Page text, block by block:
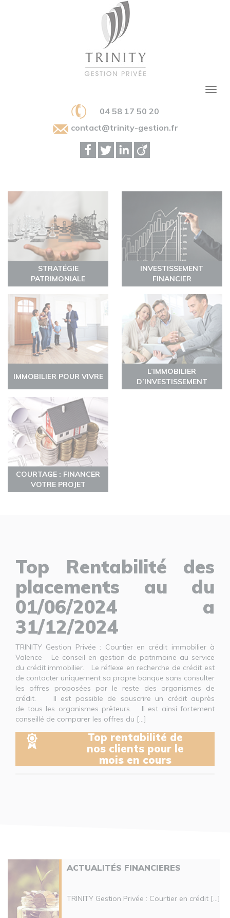
04 58 17 50 20
contact@trinity-gestion.fr
STRATÉGIE
PATRIMONIALE
INVESTISSEMENT
FINANCIER
IMMOBILIER POUR VIVRE
L’IMMOBILIER
D’INVESTISSEMENT
COURTAGE : FINANCER
VOTRE PROJET
Top Rentabilité des
placements au du
01/06/2024 a
31/12/2024
TRINITY Gestion Privée : Courtier en crédit immobilier à
Valence Le conseil en gestion de patrimoine au service
du crédit immobilier. Le réflexe en recherche de crédit est
de contacter uniquement sa propre banque sans consulter
les offres proposées par le reste des organismes de
crédit. Il est possible de souscrire un crédit auprès
de tous les organismes prêteurs. Il est ainsi fortement
conseillé de comparer les offres du [...]
Top rentabilité de
nos clients pour le
mois en cours
ACTUALITÉS FINANCIERES
TRINITY Gestion Privée : Courtier en crédit [...]